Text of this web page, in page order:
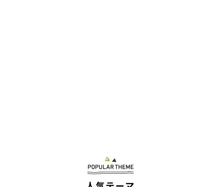
（世界文化社）、本連載をまとめた『また、犬と暮らして』(世
界文化社)などがある。2015年、長年犬と暮らした経験から